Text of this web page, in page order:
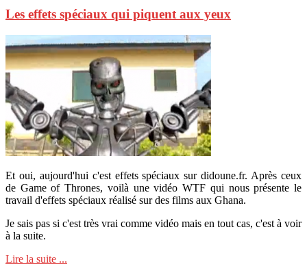
Les effets spéciaux qui piquent aux yeux
Et oui, aujourd'hui c'est effets spéciaux sur didoune.fr. Après ceux
de Game of Thrones, voilà une vidéo WTF qui nous présente le
travail d'effets spéciaux réalisé sur des films aux Ghana.
Je sais pas si c'est très vrai comme vidéo mais en tout cas, c'est à voir
à la suite.
Lire la suite ...